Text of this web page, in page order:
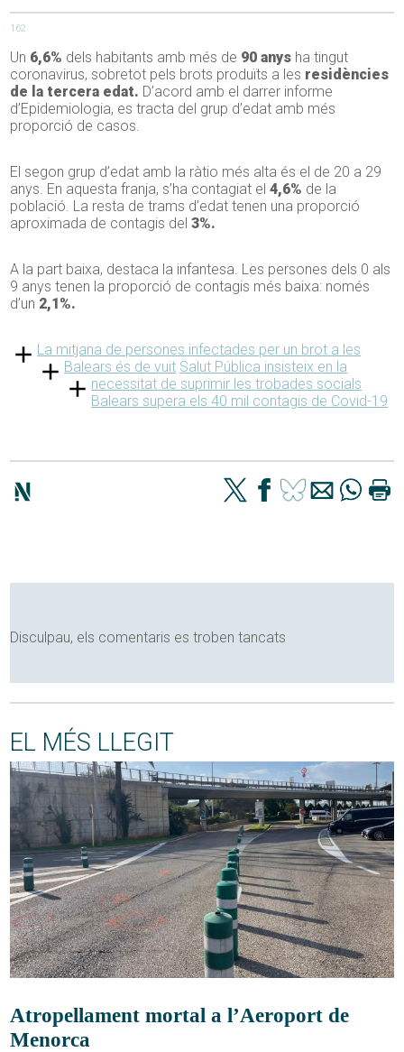
162
Un 6,6% dels habitants amb més de 90 anys ha tingut
coronavirus, sobretot pels brots produïts a les residències
de la tercera edat. D’acord amb el darrer informe
d’Epidemiologia, es tracta del grup d’edat amb més
proporció de casos.
El segon grup d’edat amb la ràtio més alta és el de 20 a 29
anys. En aquesta franja, s’ha contagiat el4,6% de la
població. La resta de trams d’edat tenen una proporció
aproximada de contagis del3%.
A la part baixa, destaca la infantesa. Les persones dels 0 als
9 anys tenen la proporció de contagis més baixa: només
d’un 2,1%.
La mitjana de persones infectades per un brot a les
Balears és de vuit Salut Pública insisteix en la
necessitat de suprimir les trobades socials
Balears supera els 40 mil contagis de Covid-19
Disculpau, els comentaris es troben tancats
EL MÉS LLEGIT
Atropellament mortal a l’Aeroport de
Menorca